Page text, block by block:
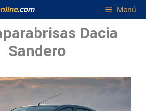
Menú
Dacia
Sandero